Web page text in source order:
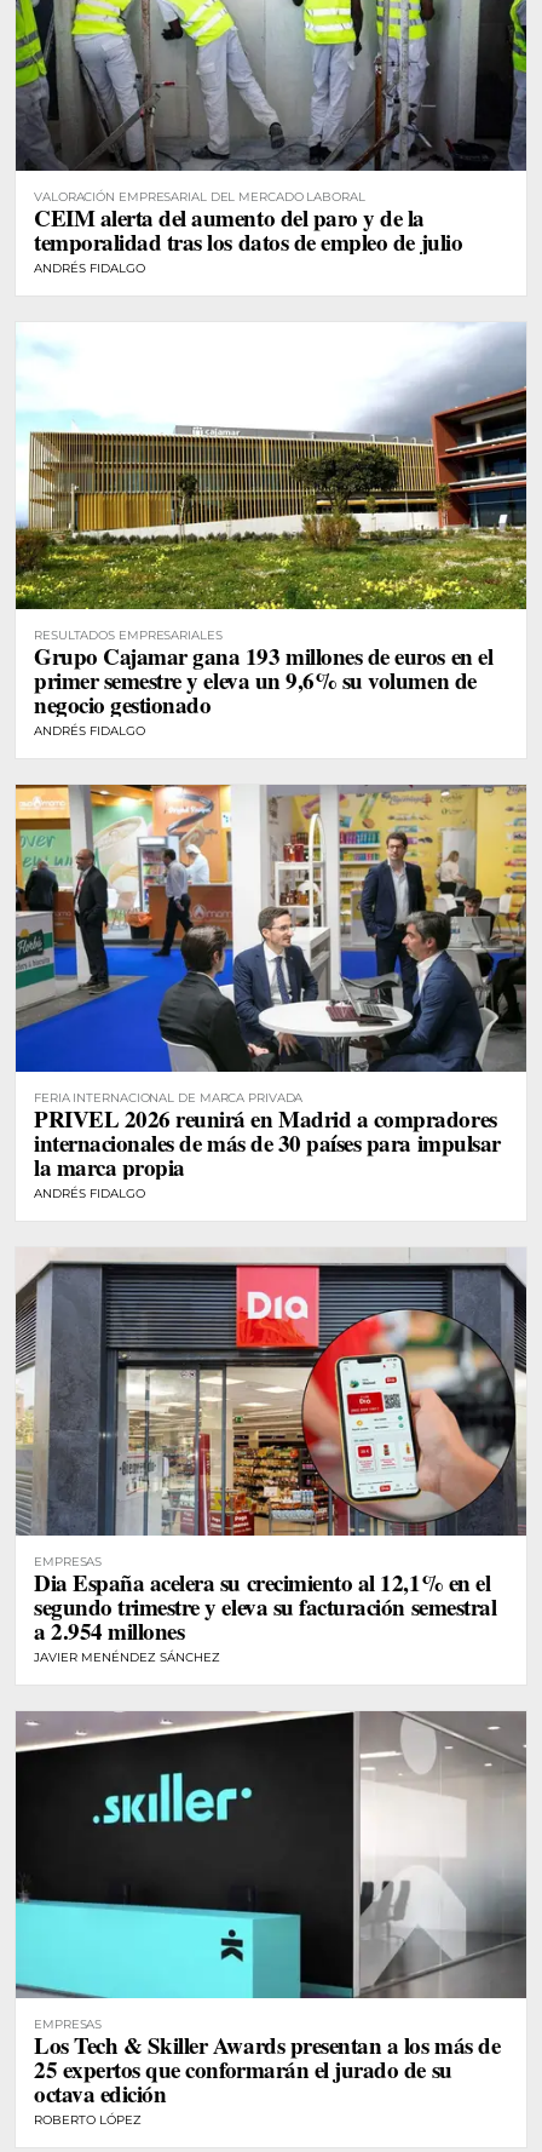
VALORACIÓN EMPRESARIAL DEL MERCADO LABORAL
CEIM alerta del aumento del paro y de la
temporalidad tras los datos de empleo de julio
ANDRÉS FIDALGO
RESULTADOS EMPRESARIALES
Grupo Cajamar gana 193 millones de euros en el
primer semestre y eleva un 9,6% su volumen de
negocio gestionado
ANDRÉS FIDALGO
FERIA INTERNACIONAL DE MARCA PRIVADA
PRIVEL 2026 reunirá en Madrid a compradores
internacionales de más de 30 países para impulsar
la marca propia
ANDRÉS FIDALGO
EMPRESAS
Dia España acelera su crecimiento al 12,1% en el
segundo trimestre y eleva su facturación semestral
a 2.954 millones
JAVIER MENÉNDEZ SÁNCHEZ
EMPRESAS
Los Tech & Skiller Awards presentan a los más de
25 expertos que conformarán el jurado de su
octava edición
ROBERTO LÓPEZ